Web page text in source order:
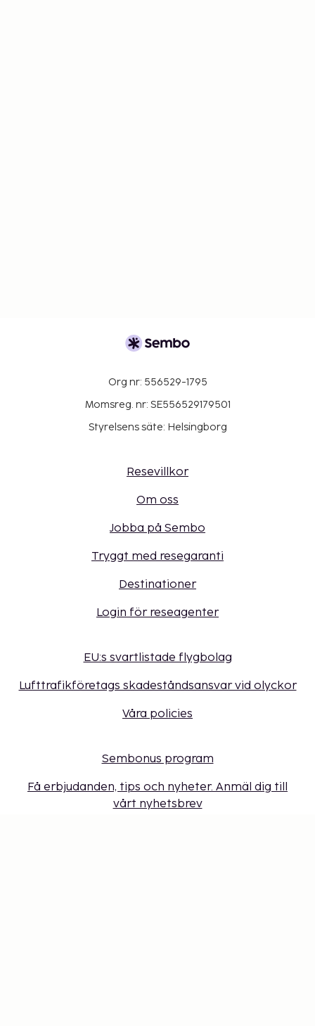
Org nr: 556529-1795
Momsreg. nr: SE556529179501
Styrelsens säte: Helsingborg
Resevillkor
Om oss
Jobba på Sembo
Tryggt med resegaranti
Destinationer
Login för reseagenter
EU:s svartlistade flygbolag
Lufttrafikföretags skadeståndsansvar vid olyckor
Våra policies
Sembonus program
Få erbjudanden, tips och nyheter. Anmäl dig till
vårt nyhetsbrev